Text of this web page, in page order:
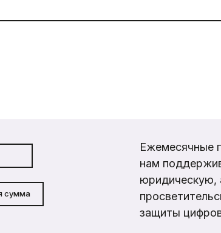
сумма
Ежемесячные
нам
юридическую,
защиты